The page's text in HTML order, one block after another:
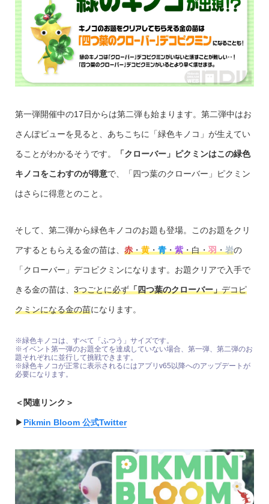
第一弾開催中の17日からは第二弾も始まります。第二弾中はお
さんぽビューを見ると、あちこちに「緑色キノコ」が生えてい
ることがわかるそうです。 「クローバー」ピクミンはこの緑色
キノコをこわすのが得意で、「四つ葉のクローバー」ピクミン
はさらに得意とのこと。
そして、第二弾から緑色キノコのお題も登場。このお題をクリ
アするともらえる金の苗は、 赤・黄・青・紫・白・羽・岩の
「クローバー」デコピクミンになります。お題クリアで入手で
きる金の苗は、 3つごとに必ず「四つ葉のクローバー」デコピ
クミンになる金の苗になります。
※緑色キノコは、すべて「ふつう」サイズです。
※イベント第一弾のお題全てを達成していない場合、第一弾、第二弾のお
題それぞれに並行して挑戦できます。
※緑色キノコが正常に表示されるにはアプリv65以降へのアップデートが
必要になります。
＜関連リンク＞
▶︎ Pikmin Bloom 公式Twitter